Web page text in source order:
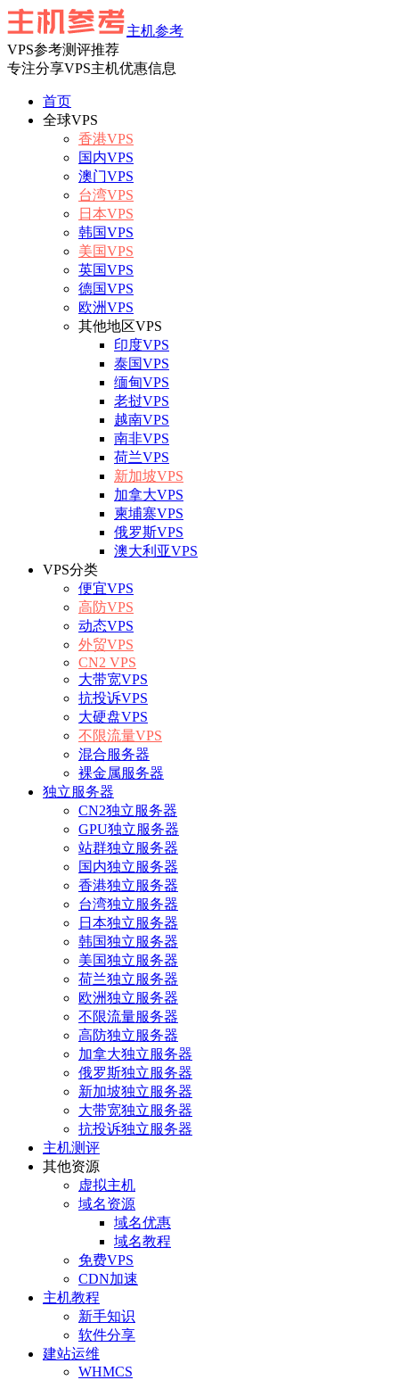
主机参考
VPS参考测评推荐
专注分享VPS主机优惠信息
首页
全球VPS
香港VPS
国内VPS
澳门VPS
台湾VPS
日本VPS
韩国VPS
美国VPS
英国VPS
德国VPS
欧洲VPS
其他地区VPS
印度VPS
泰国VPS
缅甸VPS
老挝VPS
越南VPS
南非VPS
荷兰VPS
新加坡VPS
加拿大VPS
柬埔寨VPS
俄罗斯VPS
澳大利亚VPS
VPS分类
便宜VPS
高防VPS
动态VPS
外贸VPS
CN2 VPS
大带宽VPS
抗投诉VPS
大硬盘VPS
不限流量VPS
混合服务器
裸金属服务器
独立服务器
CN2独立服务器
GPU独立服务器
站群独立服务器
国内独立服务器
香港独立服务器
台湾独立服务器
日本独立服务器
韩国独立服务器
美国独立服务器
荷兰独立服务器
欧洲独立服务器
不限流量服务器
高防独立服务器
加拿大独立服务器
俄罗斯独立服务器
新加坡独立服务器
大带宽独立服务器
抗投诉独立服务器
主机测评
其他资源
虚拟主机
域名资源
域名优惠
域名教程
免费VPS
CDN加速
主机教程
新手知识
软件分享
建站运维
WHMCS